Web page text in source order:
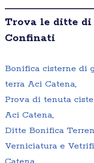
Trova le ditte di
Confinati
Bonifica cisterne di
terra Aci Catena,
Prova di tenuta
Aci Catena,
Ditte Bonifica
Verniciatura e